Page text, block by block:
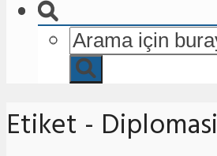
Etiket - Diplomasi